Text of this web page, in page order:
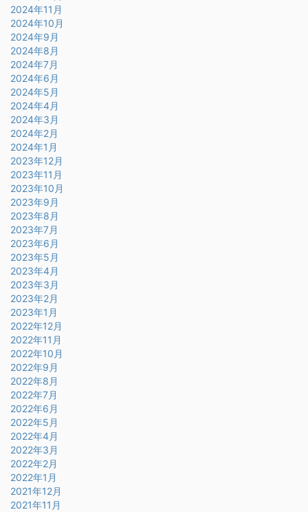
2024年11月
2024年10月
2024年9月
2024年8月
2024年7月
2024年6月
2024年5月
2024年4月
2024年3月
2024年2月
2024年1月
2023年12月
2023年11月
2023年10月
2023年9月
2023年8月
2023年7月
2023年6月
2023年5月
2023年4月
2023年3月
2023年2月
2023年1月
2022年12月
2022年11月
2022年10月
2022年9月
2022年8月
2022年7月
2022年6月
2022年5月
2022年4月
2022年3月
2022年2月
2022年1月
2021年12月
2021年11月